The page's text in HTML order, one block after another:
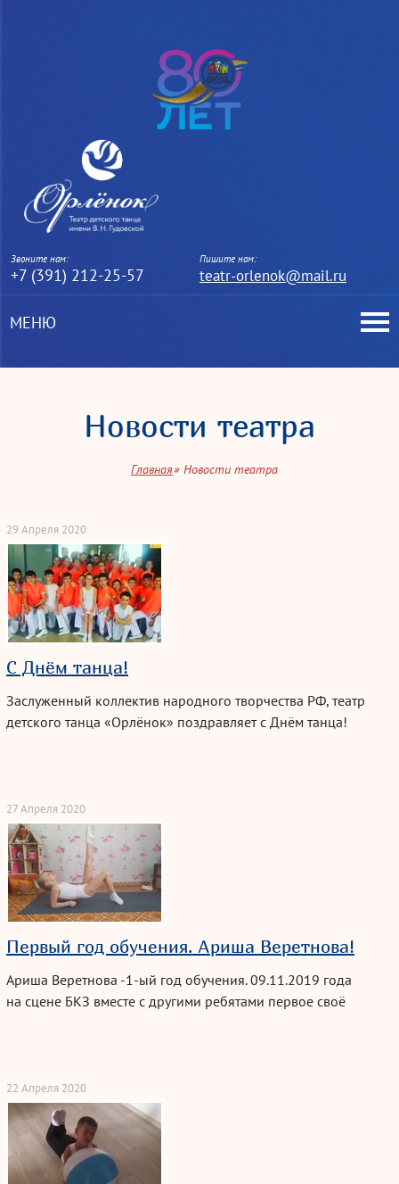
Звоните нам:
+7 (391) 212-25-57
Пишите нам:
teatr-orlenok@mail.ru
МЕНЮ
Новости театра
Главная Новости театра
29 Апреля 2020
С Днём танца!
Заслуженный коллектив народного творчества РФ, театр
детского танца «Орлёнок» поздравляет с Днём танца!
27 Апреля 2020
Первый год обучения. Ариша Веретнова!
Ариша Веретнова -1-ый год обучения.09.11.2019 года
на сцене БКЗ вместе с другими ребятами первое своё
22 Апреля 2020